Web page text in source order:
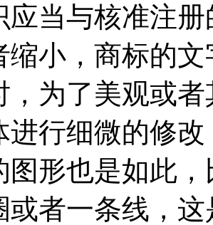
应当与核准注
缩小，商标的
，为了美观或
进行细微的修
图形也是如此
或者一条线，